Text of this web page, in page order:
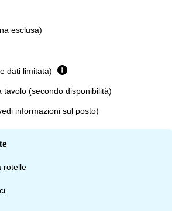
esclusa)
dati limitata)
tavolo (secondo disponibilità)
informazioni sul posto)
rotelle